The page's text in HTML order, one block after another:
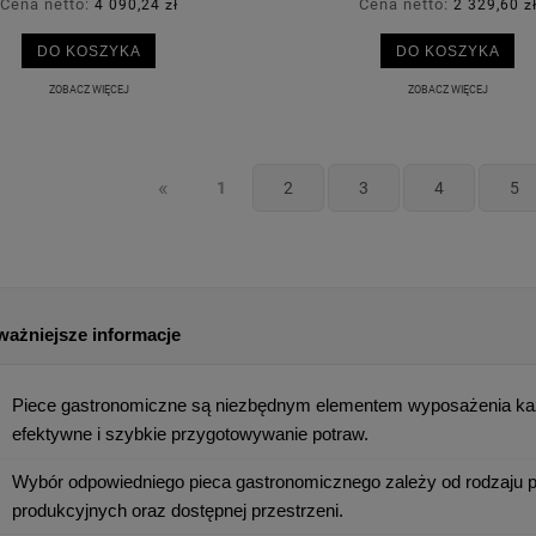
regularna:615,40 zł
DO KOSZYKA
Cena regularna:7,73 zł
DO KOSZYKA
Cena netto: 4 090,24 zł
DO KOSZYKA
ZOBACZ WIĘCEJ
Cena netto: 2 329,60 zł
DO KOSZYKA
ZOBACZ WIĘCEJ
« 1 2 3 4 5
informacje
Piece gastronomiczne są niezbędnym elementem wyposażenia
efektywne i szybkie przygotowywanie potraw.
Wybór odpowiedniego pieca gastronomicznego zależy od rodzaju
produkcyjnych oraz dostępnej przestrzeni.